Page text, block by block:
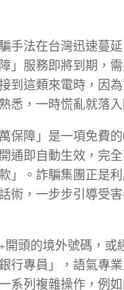
手法在台灣迅速蔓
」服務即將到期，
到這類來電時，因
悉，一時慌亂就落
保障」是一項免費
通即自動生效，完
」。詐騙集團正是
術，一步步引導受
頭的境外號碼，或
行專員」，語氣專
系列複雜操作，例